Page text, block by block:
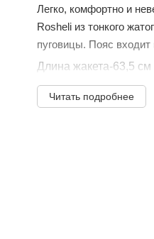
Легко, комфортно и
Rosheli из тонкого
пуговицы. Пояс
Длина жакета-63,5
Читать подробнее